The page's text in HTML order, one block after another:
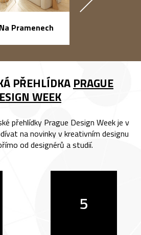
Na Pramenech
PŘEHLÍDKA PRAGUE
WEEK
přehlídky Prague Design Week je v
na novinky v kreativním designu
od designérů a studií.
5